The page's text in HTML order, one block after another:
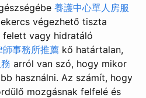
養護中心單人房服
végezhető tiszta
felett vagy hidratáló
師事務所推薦 kő határtalan,
arról van szó, hogy mikor
használni. Az számít, hogy
mozgásnak felfelé és